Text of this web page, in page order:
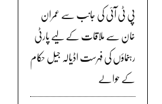
پی ٹی آئی کی جانب سے عمران
خان سے ملاقات کے لیے پارٹی
رہنماؤں کی فہرست اڈیالہ جیل حکام
کے حوالے